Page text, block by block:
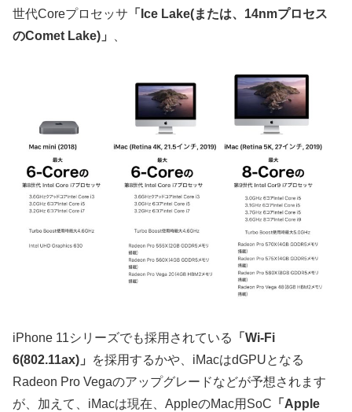
世代Coreプロセッサ 「Ice Lake(または、14nmプロセス
のComet Lake)」
iPhone 11シリーズでも採用されている
「Wi‑Fi
6(802.11ax)」
を採用するかや、iMacはdGPUとなる
Radeon Pro Vegaのアップグレードなどが予想されます
が、加えて、iMacは現在、AppleのMac用SoC 「Apple